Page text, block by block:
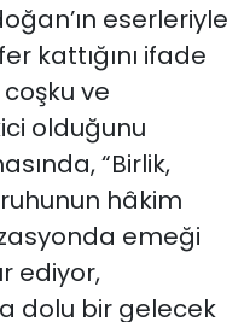
eserleriyle
kattığını ifade
ve
olduğunu
“Birlik,
hâkim
emeği
ediyor,
dolu bir gelecek